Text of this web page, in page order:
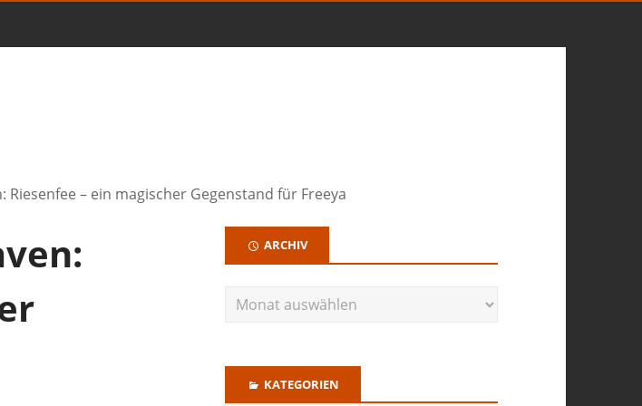
Riesenfee – ein magischer Gegenstand für Freeya
ARCHIV
KATEGORIEN